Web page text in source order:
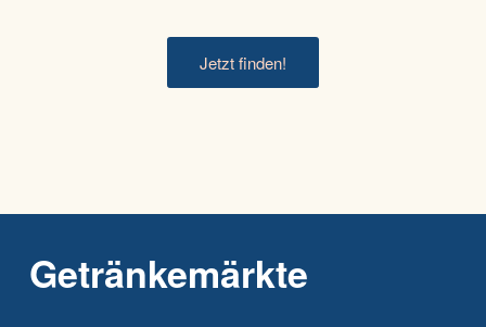
Jetzt finden!
Getränkemärkte